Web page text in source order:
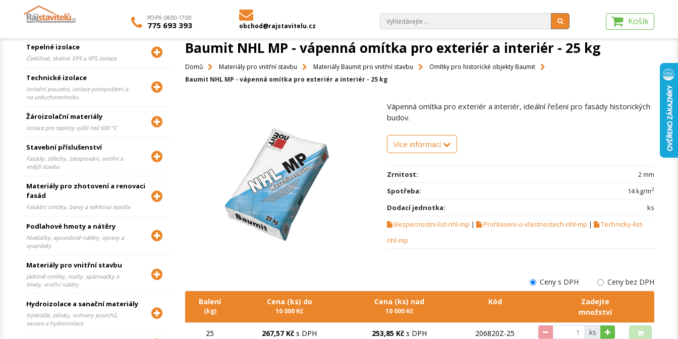
PO-PÁ: 08:00-17:00
775 693 393 obchod@rajstavitelu.cz Košík
PLATEBNÍ PODMÍNKY A POTVRZENKY VÝROBCŮ
Tepelné izolace
Čedičové, skelné, EPS a XPS izolace
Technické izolace
Izolační pouzdra, izolace protipožární a
na vzduchotechniku
Žároizolační materiály
Izolace pro teploty vyšší než 600 °C
Stavební příslušenství
Fasády, střechy, zateplování, vnitřní a
vnější stavbu
Materiály pro zhotovení a renovaci
fasád
Fasádní omítky, barvy a stěrková lepidla
Podlahové hmoty a nátěry
Nivelačky, epoxidové nátěry, opravy a
vysprávky
Materiály pro vnitřní stavbu
Jádrové omítky, malty, spárovačky a
tmely, vnitřní nátěry
Hydroizolace a sanační materiály
Injektáže, zálivky, ochrany povrchů,
sanace a hydroizolace
Baumit NHL MP - vápenná omítka pro exteriér a interiér - 25 kg
Domů Materiály pro vnitřní stavbu Materiály Baumit pro vnitřní stavbu
Omítky pro historické objekty Baumit
Baumit NHL MP - vápenná omítka pro exteriér a interiér - 25 kg
Vápenná omítka pro exteriér a interiér, ideální řešení pro fasády historických
budov.
Více informací
Zrnitost:
2 mm
Spotřeba:
14 kg/m2
Dodací jednotka:
ks
Bezpecnostni-list-nhl-mp | Prohlaseni-o-vlastnostech-nhl-mp |
Technicky-list-
nhl-mp
Ceny s DPH Ceny bez DPH
Balení
(kg)
Cena (ks) do
10 000 Kč
Cena (ks) nad
10 000 Kč
Kód
Zadejte
množství
25 267,57 Kč s DPH 253,85 Kčs DPH 206820Z-25 ks